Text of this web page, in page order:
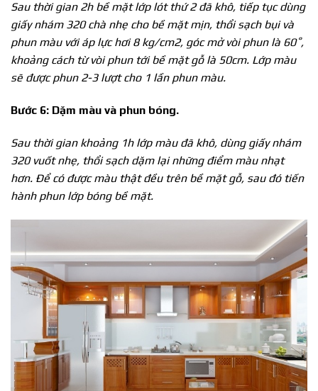
Sau thời gian 2h bề mặt lớp lót thứ 2 đã khô, tiếp tục dùng
giấy nhám 320 chà nhẹ cho bề mặt mịn, thổi sạch bụi và
phun màu với áp lực hơi 8 kg/cm2, góc mở vòi phun là 60˚,
khoảng cách từ vòi phun tới bề mặt gỗ là 50cm. Lớp màu
sẽ được phun 2-3 lượt cho 1 lần phun màu.
Bước 6: Dặm màu và phun bóng.
Sau thời gian khoảng 1h lớp màu đã khô, dùng giấy nhám
320 vuốt nhẹ, thổi sạch dặm lại những điểm màu nhạt
hơn. Để có được màu thật đều trên bề mặt gỗ, sau đó tiến
hành phun lớp bóng bề mặt.